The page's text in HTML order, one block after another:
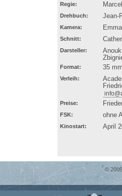
Regie:
Drehbuch: Jean-
Kamera:
Schnitt:
Darsteller:
Format: 35
Verleih:
Preise:
FSK: ohne
Kinostart: April
©